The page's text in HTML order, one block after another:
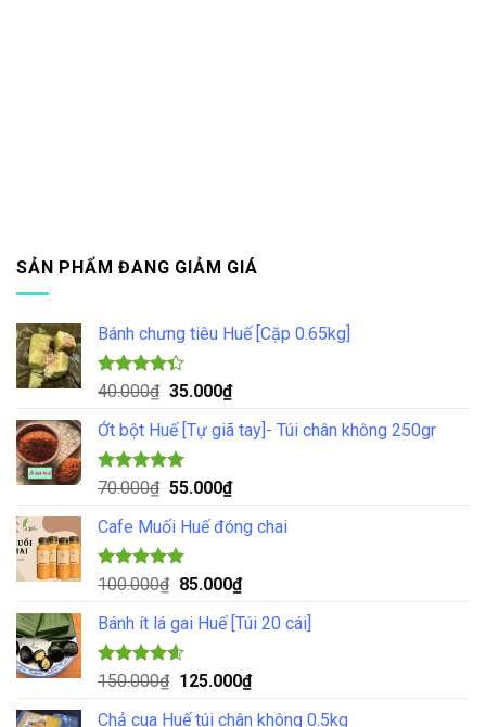
SẢN PHẨM ĐANG GIẢM GIÁ
Bánh chưng tiêu Huế [Cặp 0.65kg]
Được xếp
4.33
5 sao
40.000₫ Giá
là:
40.000₫.
35.000₫Giá
tại
35.000₫.
Ớt bột Huế [Tự giã tay]- Túi chân không 250gr
Được xếp
5.00
5 sao
70.000₫ Giá
là:
70.000₫.
55.000₫Giá
tại
55.000₫.
Cafe Muối Huế đóng chai
Được xếp
5.00
5 sao
100.000₫ Giá
là:
100.000₫.
85.000₫Giá
tại
85.000₫.
Bánh ít lá gai Huế [Túi 20 cái]
Được xếp
4.57
5 sao
150.000₫ Giá
125.000₫Giá
Chả cua Huế túi chân không 0.5kg